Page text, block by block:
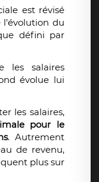
est révisé
du
défini par
les salaires
évolue lui
les salaires,
pour le
. Autrement
de revenu,
plus sur